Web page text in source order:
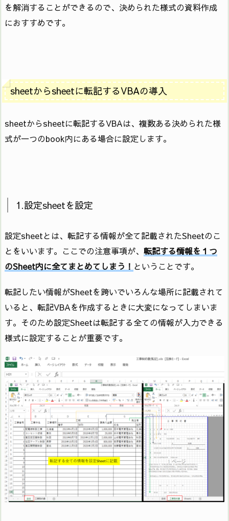
を解消することができるので、決められた様式の資料作成
におすすめです。
sheetからsheetに転記するVBAの導入
sheetからsheetに転記するVBAは、複数ある決められた様
式が一つのbook内にある場合に設定します。
1.設定sheetを設定
設定sheetとは、転記する情報が全て記載されたSheetのこ
とをいいます。ここでの注意事項が、 転記する情報を１つ
のSheet内に全てまとめてしまう！ ということです。
転記したい情報がSheetを跨いでいろんな場所に記載されて
いると、転記VBAを作成するときに大変になってしまいま
す。そのため設定Sheetは転記する全ての情報が入力できる
様式に設定することが重要です。